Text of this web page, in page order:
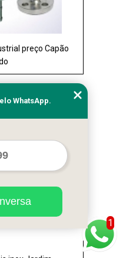
preço Capão
1
WhatsApp.